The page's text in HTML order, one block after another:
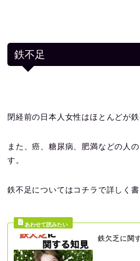
鉄不足
閉経前の日本人女性はほとんどが鉄
また、癌、糖尿病、肥満などの人
す。
鉄不足についてはコチラで詳しく書
鉄欠乏に関